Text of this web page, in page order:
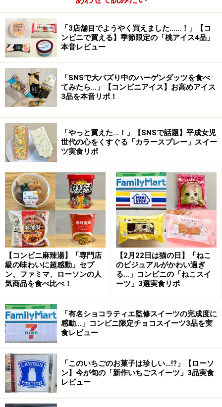
「3店舗目でようやく買えました……！」【コ
ンビニで買える】季節限定の「桃アイス4品」
本音レビュー
「SNSで大バズり中のハーゲンダッツを食べ
てみたら…」【コンビニアイス】お高めアイス
3品を本音リポ！
「やっと買えた…！」【SNSで話題】平成女児
世代の心をくすぐる「カラースプレー」スイー
ツ実食リポ
【コンビニ麻辣湯】「専門店
級の味わいに超感動」セブ
ン、ファミマ、ローソンの人
気商品を食べ比べ！
【2月22日は猫の日】「ねこ
のビジュアルがかわい過ぎ
る…」コンビニの「ねこスイ
ーツ」3選実食リポ
「有名ショコラティエ監修スイーツの完成度に
感動…」コンビニ限定チョコスイーツ3品を実
食レビュー
「このいちごのお菓子は珍しい…!?」【ローソ
ン】今が旬の「新作いちごスイーツ」3品実食
レビュー